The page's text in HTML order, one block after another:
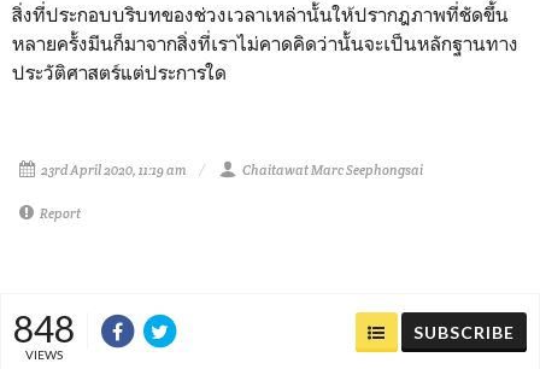
สิ่งที่ประกอบบริบทของช่วงเวลาเหล่านั้นให้ปรากฎภาพที่ชัดขึ้น
หลายครั้งมีนก็มาจากสิ่งที่เราไม่คาดคิดว่านั้นจะเป็นหลักฐานทาง
ประวัติศาสตร์แต่ประการใด
23rd April 2020, 11:19 am Chaitawat Marc Seephongsai
Report
848
VIEWS
SUBSCRIBE